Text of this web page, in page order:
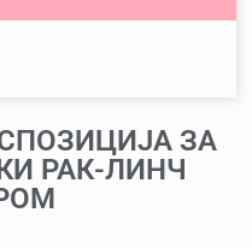
ЗА
РАК-ЛИНЧ